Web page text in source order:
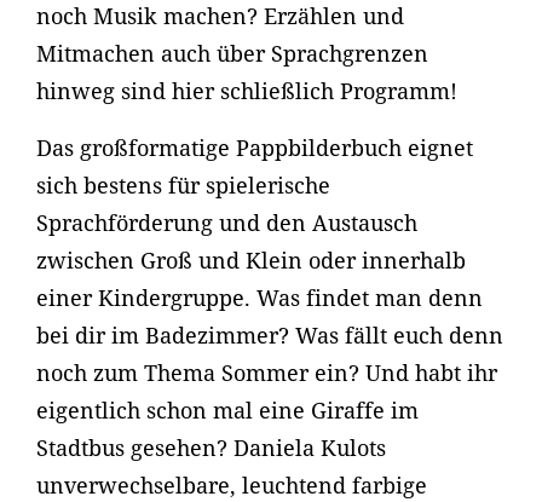
noch Musik machen? Erzählen und
Mitmachen auch über Sprachgrenzen
hinweg sind hier schließlich Programm!
Das großformatige Pappbilderbuch eignet
sich bestens für spielerische
Sprachförderung und den Austausch
zwischen Groß und Klein oder innerhalb
einer Kindergruppe. Was findet man denn
bei dir im Badezimmer? Was fällt euch denn
noch zum Thema Sommer ein? Und habt ihr
eigentlich schon mal eine Giraffe im
Stadtbus gesehen? Daniela Kulots
unverwechselbare, leuchtend farbige